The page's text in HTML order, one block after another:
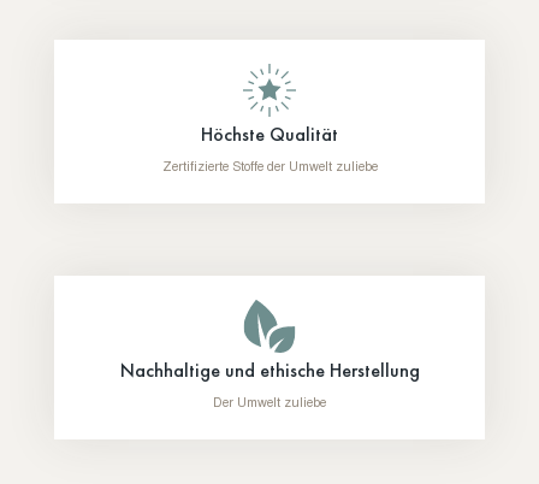
Höchste Qualität
Zertifizierte Stoffe der Umwelt zuliebe
Nachhaltige und ethische Herstellung
Der Umwelt zuliebe